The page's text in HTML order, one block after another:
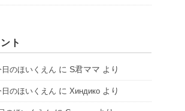
ト
日のほいくえん に S君ママ より
日のほいくえん に Хиндико より